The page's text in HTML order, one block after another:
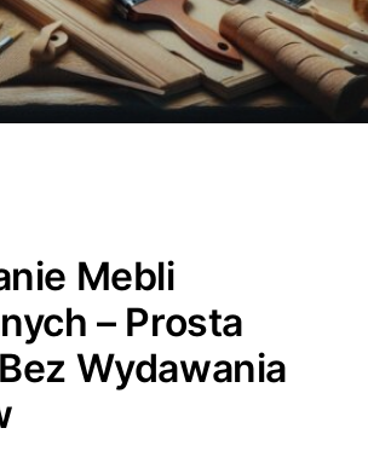
Mebli
– Prosta
Wydawania